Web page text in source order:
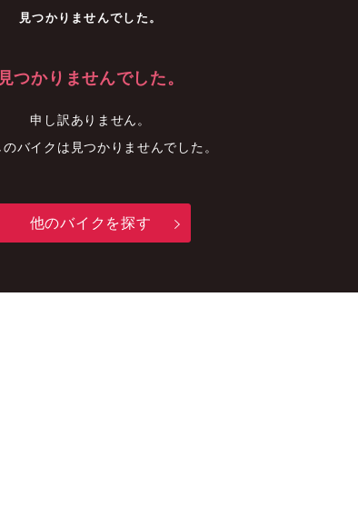
見つかりませんでした。
見つかりませんでした。
申し訳ありません。
バイクは見つかりませんでした。
他のバイクを探す
中古車